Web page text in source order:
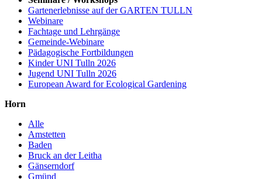
Gartenerlebnisse auf der GARTEN TULLN
Webinare
Fachtage und Lehrgänge
Gemeinde-Webinare
Pädagogische Fortbildungen
Kinder UNI Tulln 2026
Jugend UNI Tulln 2026
European Award for Ecological Gardening
Horn
Alle
Amstetten
Baden
Bruck an der Leitha
Gänserndorf
Gmünd